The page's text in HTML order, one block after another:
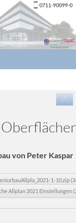
/\
von Peter Kaspar
1-10.zip
Allplan 2021 Einstellungen